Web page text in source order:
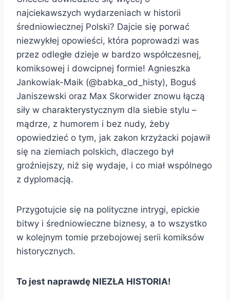
najciekawszych wydarzeniach w historii
średniowiecznej Polski? Dajcie się porwać
niezwykłej opowieści, która poprowadzi was
przez odległe dzieje w bardzo współczesnej,
komiksowej i dowcipnej formie! Agnieszka
Jankowiak-Maik (@babka_od_histy), Boguś
Janiszewski oraz Max Skorwider znowu łączą
siły w charakterystycznym dla siebie stylu –
mądrze, z humorem i bez nudy, żeby
opowiedzieć o tym, jak zakon krzyżacki pojawił
się na ziemiach polskich, dlaczego był
groźniejszy, niż się wydaje, i co miał wspólnego
z dyplomacją.
Przygotujcie się na polityczne intrygi, epickie
bitwy i średniowieczne biznesy, a to wszystko
w kolejnym tomie przebojowej serii komiksów
historycznych.
To jest naprawdę NIEZŁA HISTORIA!